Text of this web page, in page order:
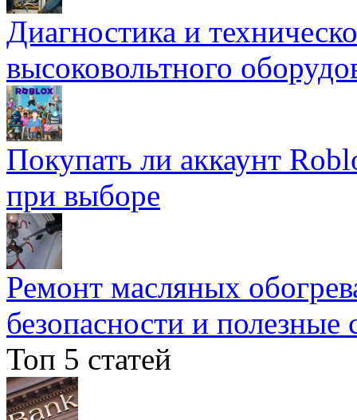
Диагностика и
высоковольтного
Покупать ли аккаунт
при выборе
Ремонт масляных
безопасности и полезные
Топ 5 статей